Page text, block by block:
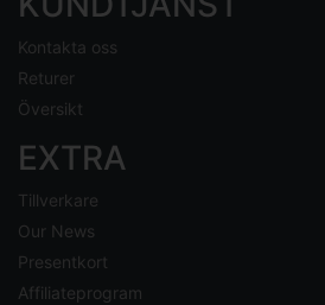
Kontakta oss
Returer
Översikt
EXTRA
Tillverkare
Our News
Presentkort
Affiliateprogram